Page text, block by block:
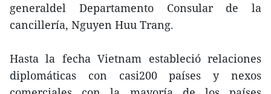
generaldel Departamento Consular de la
cancillería, Nguyen Huu Trang.
Hasta la fecha Vietnam estableció relaciones
diplomáticas con casi200 países y nexos